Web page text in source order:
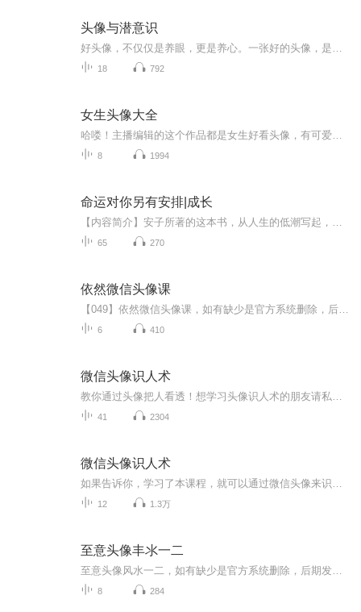
头像与潜意识
18 792
女生头像大全
8 1994
命运对你另有安排|成长
65 270
依然微信头像课
6 410
微信头像识人术
41 2304
微信头像识人术
12 1.3万
至意头像丰氺一二
8 284